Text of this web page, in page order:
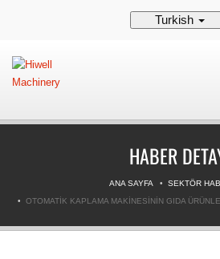
Turkish
HABER
ANA SAYFA
SEKTÖR
OTOMATIK KAPLAMA MAKINESININ GIDA